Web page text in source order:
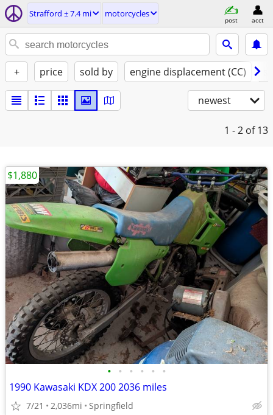
Strafford ± 7.4 mi motorcycles
post acct
+ price sold by engine displacement (CC)
newest
1 - 2 of 13
• • • • • •
1990 Kawasaki KDX 200 2036 miles
7/21 2,036mi Springfield
$1,880